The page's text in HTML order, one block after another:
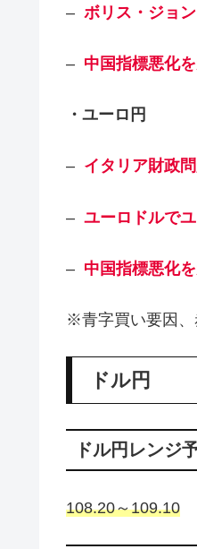
– ボリス・ジョ
– 中国指標悪化
・ユーロ円
– イタリア財政
– ユーロドルで
– 中国指標悪化
※青字買い要因、
ドル円
ドル円レンジ
108.20～109.10